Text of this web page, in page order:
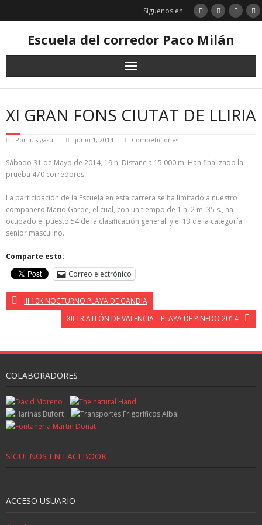
Síguenos en
Escuela del corredor Paco Milán
XI GRAN FONS CIUTAT DE LLIRIA
Por luis gasull junio 1, 2014 Competiciones
Sábado 31 de Mayo de 2014, 19 h. Distancia 15.000 m. Han finalizado la
prueba 470 corredores.
La participación de la Escuela en esta carrera se ha limitado a nuestro
compañero Mario Garde, el cual, con un tiempo de 1 h. 2 m. 35 s., ha
ocupado el puesto 54 de la clasificación general y el 13 de la categoría
senior masculino.
Comparte esto:
Correo electrónico
III 10K NOCTURNO PLAYA DE GANDIA
XII TRIATLÓN DE VALENCIA – PLAYA DE PINEDO 2014
COLABORADORES
SIGUENOS EN FACEBOOK
ACCESO USUARIO